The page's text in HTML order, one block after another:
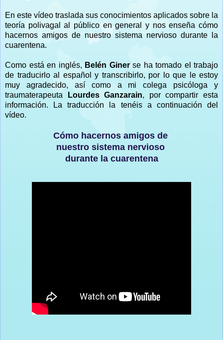
En este vídeo traslada sus conocimientos aplicados sobre la
teoría polivagal al público en general y nos enseña cómo
hacernos amigos de nuestro sistema nervioso durante la
cuarentena.
Como está en inglés, Belén Ginerse ha tomado el trabajo
de traducirlo al español y transcribirlo, por lo que le estoy
muy agradecido, así como a mi colega psicóloga y
traumaterapeuta
Lourdes Ganzarain, por compartir esta
información. La traducción la tenéis a continuación del
vídeo.
Cómo hacernos amigos de
nuestro sistema nervioso
durante la cuarentena